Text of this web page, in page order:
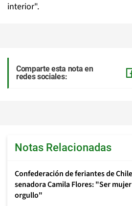
interior".
Comparte esta nota en
redes sociales:
Notas Relacionadas
Confederación de feriantes de
senadora Camila Flores: "Ser
orgullo"